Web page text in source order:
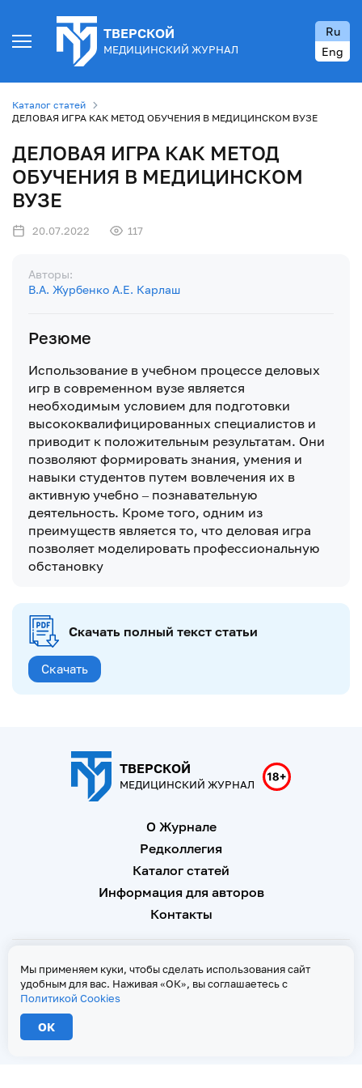
ТВЕРСКОЙ
МЕДИЦИНСКИЙ ЖУРНАЛ
Ru
Eng
Каталог статей
ДЕЛОВАЯ ИГРА КАК МЕТОД ОБУЧЕНИЯ В МЕДИЦИНСКОМ ВУЗЕ
ДЕЛОВАЯ ИГРА КАК МЕТОД
ОБУЧЕНИЯ В МЕДИЦИНСКОМ
ВУЗЕ
20.07.2022 117
Авторы:
В.А. Журбенко А.Е. Карлаш
Резюме
Использование в учебном процессе деловых
игр в современном вузе является
необходимым условием для подготовки
высококвалифицированных специалистов и
приводит к положительным результатам. Они
позволяют формировать знания, умения и
навыки студентов путем вовлечения их в
активную учебно – познавательную
деятельность. Кроме того, одним из
преимуществ является то, что деловая игра
позволяет моделировать профессиональную
обстановку
Скачать полный текст статьи
Скачать
ТВЕРСКОЙ
МЕДИЦИНСКИЙ ЖУРНАЛ
О Журнале
Редколлегия
Каталог статей
Информация для авторов
Контакты
При копировании текстов ссылка на страницу-первоисточник обязательна
Свидетельство о регистрации Эл № ФС 77 - 67146 от 16
сентября 2016 г
Мы применяем куки, чтобы сделать использования сайт
удобным для вас. Наживая «ОК», вы соглашаетесь с
Политикой Cookies
ОК